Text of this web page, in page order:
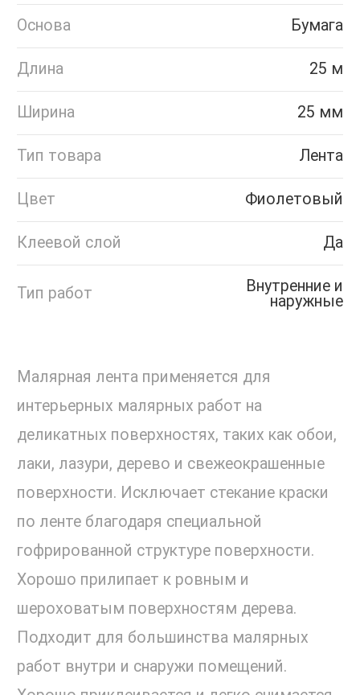
Основа Бумага
Длина 25 м
Ширина 25 мм
Тип товара Лента
Цвет Фиолетовый
Клеевой слой Да
Тип работ
Внутренние и
наружные
Малярная лента применяется для
интерьерных малярных работ на
деликатных поверхностях, таких как обои,
лаки, лазури, дерево и свежеокрашенные
поверхности. Исключает стекание краски
по ленте благодаря специальной
гофрированной структуре поверхности.
Хорошо прилипает к ровным и
шероховатым поверхностям дерева.
Подходит для большинства малярных
работ внутри и снаружи помещений.